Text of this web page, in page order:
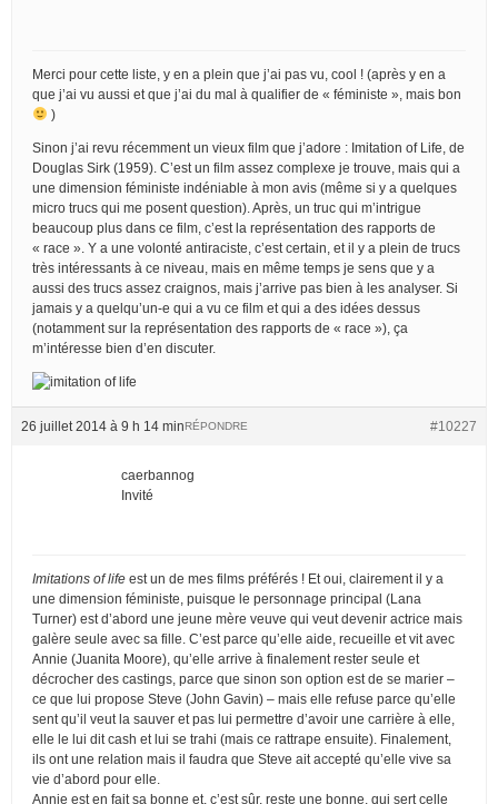
Merci pour cette liste, y en a plein que j’ai pas vu, cool ! (après y en a
que j’ai vu aussi et que j’ai du mal à qualifier de « féministe », mais bon
)
Sinon j’ai revu récemment un vieux film que j’adore : Imitation of Life, de
Douglas Sirk (1959). C’est un film assez complexe je trouve, mais qui a
une dimension féministe indéniable à mon avis (même si y a quelques
micro trucs qui me posent question). Après, un truc qui m’intrigue
beaucoup plus dans ce film, c’est la représentation des rapports de
« race ». Y a une volonté antiraciste, c’est certain, et il y a plein de trucs
très intéressants à ce niveau, mais en même temps je sens que y a
aussi des trucs assez craignos, mais j’arrive pas bien à les analyser. Si
jamais y a quelqu’un-e qui a vu ce film et qui a des idées dessus
(notamment sur la représentation des rapports de « race »), ça
m’intéresse bien d’en discuter.
26 juillet 2014 à 9 h 14 min #10227
RÉPONDRE
caerbannog
Invité
Imitations of life est un de mes films préférés ! Et oui, clairement il y a
une dimension féministe, puisque le personnage principal (Lana
Turner) est d’abord une jeune mère veuve qui veut devenir actrice mais
galère seule avec sa fille. C’est parce qu’elle aide, recueille et vit avec
Annie (Juanita Moore), qu’elle arrive à finalement rester seule et
décrocher des castings, parce que sinon son option est de se marier –
ce que lui propose Steve (John Gavin) – mais elle refuse parce qu’elle
sent qu’il veut la sauver et pas lui permettre d’avoir une carrière à elle,
elle le lui dit cash et lui se trahi (mais ce rattrape ensuite). Finalement,
ils ont une relation mais il faudra que Steve ait accepté qu’elle vive sa
vie d’abord pour elle.
Annie est en fait sa bonne et, c’est sûr, reste une bonne, qui sert celle